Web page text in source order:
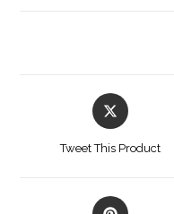
Opens
in
Tweet This Product
Opens